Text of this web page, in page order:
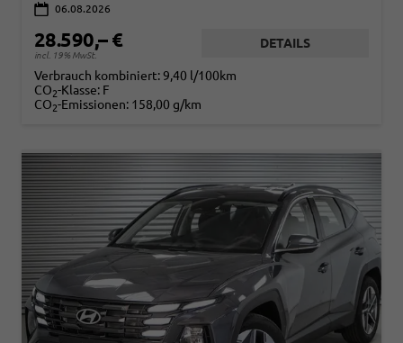
06.08.2026
28.590,– €
incl. 19% MwSt.
DETAILS
Verbrauch kombiniert: 9,40 l/100km
CO2-Klasse: F
CO2-Emissionen: 158,00 g/km